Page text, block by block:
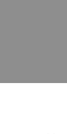
ha pedido
a
se hayan